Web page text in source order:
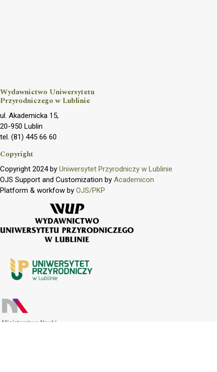
Wydawnictwo Uniwersytetu
Przyrodniczego w Lublinie
ul. Akademicka 15,
20-950 Lublin
tel. (81) 445 66 60
Copyright
Copyright 2024 by Uniwersytet Przyrodniczy w Lublinie
OJS Support and Customization by Academicon
Platform & workfow by OJS/PKP